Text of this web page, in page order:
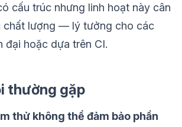
cấu trúc nhưng linh hoạt này cân
chất lượng — lý tưởng cho các
đại hoặc dựa trên CI.
thường gặp
thử không thể đảm bảo phần